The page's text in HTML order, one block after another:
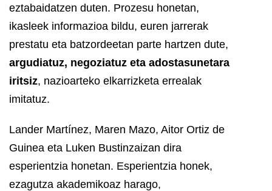
eztabaidatzen duten. Prozesu honetan,
ikasleek informazioa bildu, euren jarrerak
prestatu eta batzordeetan parte hartzen dute,
argudiatuz, negoziatuz eta adostasunetara
iritsiz, nazioarteko elkarrizketa errealak
imitatuz.
Lander Martínez, Maren Mazo, Aitor Ortiz de
Guinea eta Luken Bustinzaizan dira
esperientzia honetan. Esperientzia honek,
ezagutza akademikoaz harago,